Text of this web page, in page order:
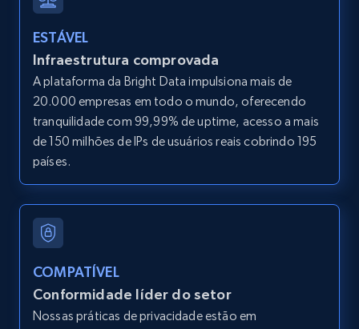
LinkedIn posts
URL, ID, User id, Use url, Title, Headline, Post
text, Date posted, and more.
11.3K+ 1.5K+ Comece grátis
URL, ID, User id, Use url, Title, Headline, Post
text, Date posted, and more.
11.3K+
ESTÁVEL
Infraestrutura comprovada
A plataforma da Bright Data impulsiona mais de
20.000 empresas em todo o mundo, oferecendo
tranquilidade com 99,99% de uptime, acesso a mais
de 150 milhões de IPs de usuários reais cobrindo 195
países.
COMPATÍVEL
Conformidade líder do setor
Nossas práticas de privacidade estão em